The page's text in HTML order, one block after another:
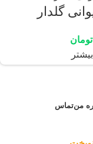
گلدار
تومان
منتماس